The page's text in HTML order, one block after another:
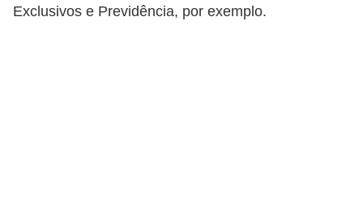
Exclusivos e Previdência, por exemplo.
e